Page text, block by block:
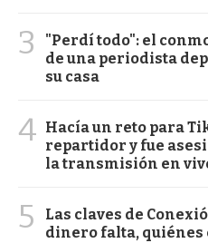
3
"Perdí todo": el
de una periodista
su casa
4 Hacía un reto para
repartidor y fue
la transmisión en
5
Las claves de
dinero falta, quiénes